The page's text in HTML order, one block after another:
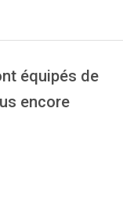
équipés de
encore